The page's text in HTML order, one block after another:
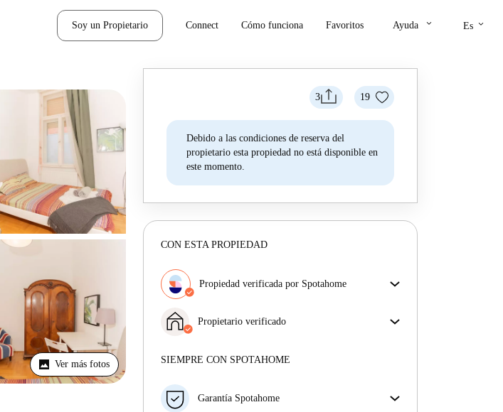
Soy un Propietario Connect Cómo funciona Favoritos Ayuda keyboard_arrow_down Es keyboard_arrow_down
Ver más fotos
3 19
Debido a las condiciones de reserva del
propietario esta propiedad no está disponible en
este momento.
CON ESTA PROPIEDAD
Propiedad verificada por Spotahome
obtienes exactamente lo que ves en el anuncio.
Más sobre la verificación
Propietario verificado
Más sobre este arrendador
SIEMPRE CON SPOTAHOME
Garantía Spotahome